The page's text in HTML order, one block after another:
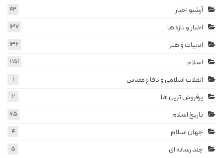
آرشیو اخبار 42
اخبار و تازه ها 137
ادبیات و هنر 136
اسلام 251
انقلاب اسلامی و دفاع مقدس 1
پرفروش ترین ها 2
تاریخ اسلام 75
جهان اسلام 4
چند رسانه ای 5